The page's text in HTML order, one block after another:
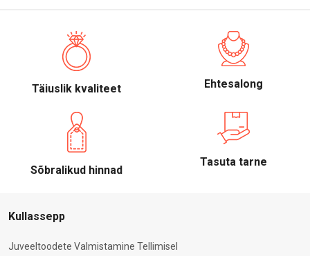
Täiuslik kvaliteet Ehtesalong
Sõbralikud hinnad
Tasuta tarne
Kullassepp
Juveeltoodete Valmistamine Tellimisel